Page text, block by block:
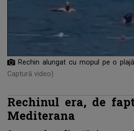
Rechin alungat cu mopul pe o
Captură video)
Rechinul era, de
Mediterana